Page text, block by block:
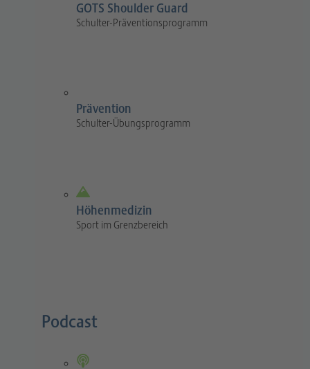
GOTS Shoulder Guard
Schulter-Präventionsprogramm
Prävention
Schulter-Übungsprogramm
Höhenmedizin
Sport im Grenzbereich
Podcast